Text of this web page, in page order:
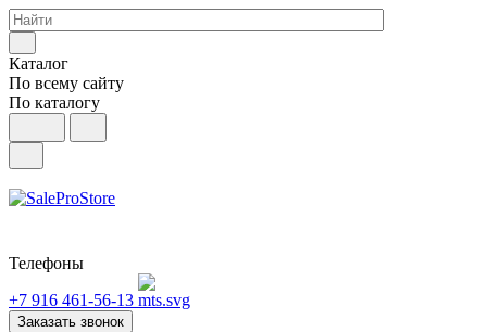
Каталог
По всему сайту
По каталогу
Телефоны
+7 916 461-56-13
Заказать звонок